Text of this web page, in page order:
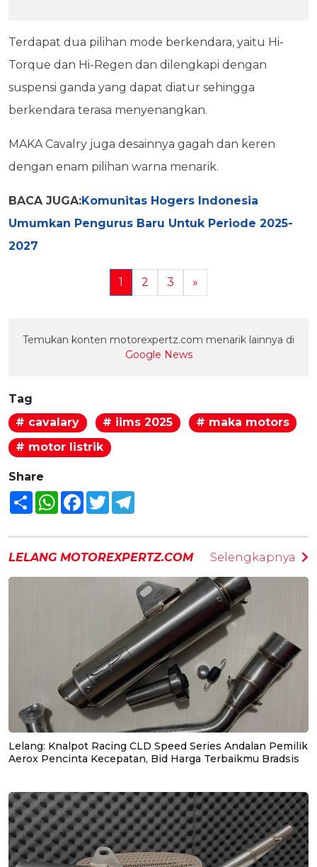
Terdapat dua pilihan mode berkendara, yaitu Hi-
Torque dan Hi-Regen dan dilengkapi dengan
suspensi ganda yang dapat diatur sehingga
berkendara terasa menyenangkan.
MAKA Cavalry juga desainnya gagah dan keren
dengan enam pilihan warna menarik.
BACA JUGA:Komunitas Hogers Indonesia
Umumkan Pengurus Baru Untuk Periode 2025-
2027
1 2 3 »
Temukan konten motorexpertz.com menarik lainnya di
Google News
Tag
# cavalary
# iims 2025
# maka motors
# motor listrik
Share
Share WhatsAppFacebook
Twitter
LELANG MOTOREXPERTZ.COM Selengkapnya
Lelang: Knalpot Racing CLD Speed Series Andalan Pemilik
Aerox Pencinta Kecepatan, Bid Harga Terbaikmu Bradsis